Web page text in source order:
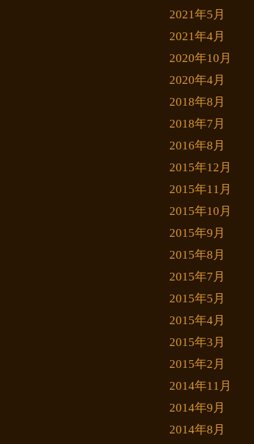
2021年5月
2021年4月
2020年10月
2020年4月
2018年8月
2018年7月
2016年8月
2015年12月
2015年11月
2015年10月
2015年9月
2015年8月
2015年7月
2015年5月
2015年4月
2015年3月
2015年2月
2014年11月
2014年9月
2014年8月